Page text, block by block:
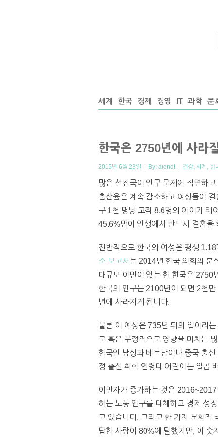
세계 한국 경제 경영 IT 과학 문
한국은 2750년에 사라
2015년 6월 23일 | By: arendt| 건강, 세계 , 한
많은 선진국이 인구 문제에 직면하
출산율은 계속 감소하고 여성들이
구 1천 명당 고작 8.6명의 아이가 태
45.6%만이 인생에서 반드시 결혼을
전반적으로 한국의 여성은 평생
소 보고서 는 2014년 한국 의회의 분
대규모 이민이 없는 한 한국은 2750
한국의 인구는 2100년이 되면 2천
년에 사라지게 됩니다.
물론 이 예상은 735년 뒤의 일이라
로 혹은 부정적으로 영향을 미치는
한국인 남성과 베트남이나 중국 출
정 출신 취학 연령대 어린이는 일곱
이민자가 증가하는 것은
하는 노동 인구를 대체하고 경제 성
고 있습니다. 그리고 한 가지 문화적
답한 사람이 80%에 달했지만, 이